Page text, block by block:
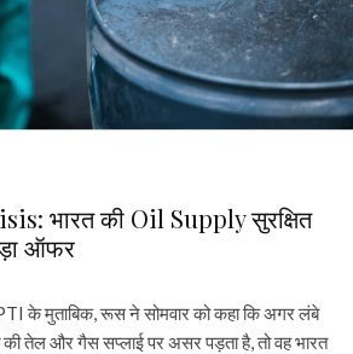
भारत की Oil Supply सुरक्षित
ऑफर
के मुताबिक, रूस ने सोमवार को कहा कि अगर लंबे
तेल और गैस सप्लाई पर असर पड़ता है, तो वह भारत